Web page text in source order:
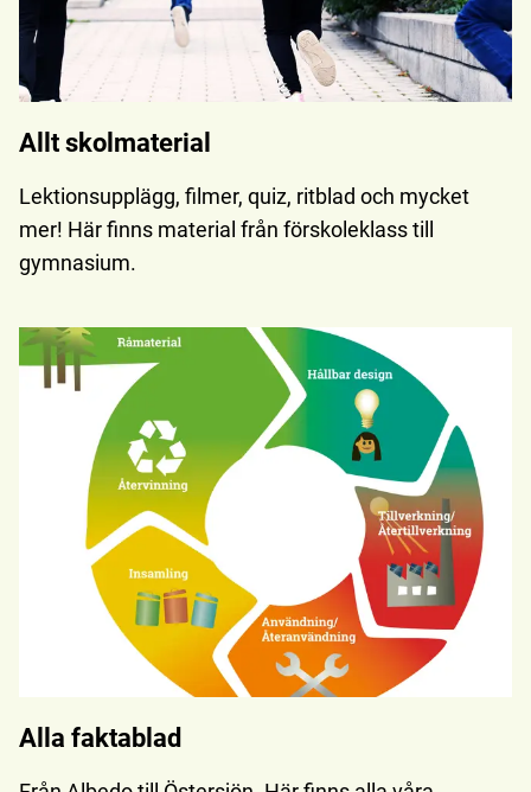
Allt skolmaterial
Lektionsupplägg, filmer, quiz, ritblad och mycket
mer! Här finns material från förskoleklass till
gymnasium.
Alla faktablad